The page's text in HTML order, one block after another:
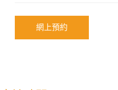
網上預約